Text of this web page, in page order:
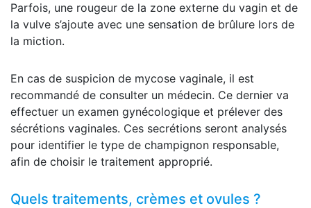
Parfois, une rougeur de la zone externe du vagin et de
la vulve s’ajoute avec une sensation de brûlure lors de
la miction.
En cas de suspicion de mycose vaginale, il est
recommandé de consulter un médecin. Ce dernier va
effectuer un examen gynécologique et prélever des
sécrétions vaginales. Ces secrétions seront analysés
pour identifier le type de champignon responsable,
afin de choisir le traitement approprié.
Quels traitements, crèmes et ovules ?